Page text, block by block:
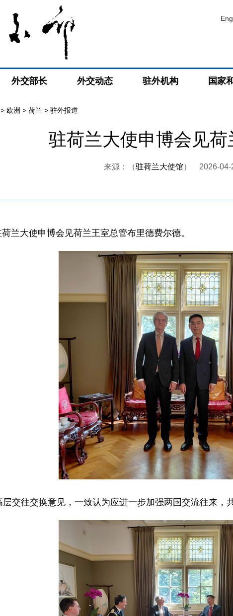
外交部长 外交动态 驻外机构 国家
> 欧洲 > 荷兰 > 驻外报道
驻荷兰大使申博会见荷
来源：（驻荷兰大使馆） 2026-04-
兰大使申博会见荷兰王室总管布里德费尔德。
交往交换意见，一致认为应进一步加强两国交流往来，